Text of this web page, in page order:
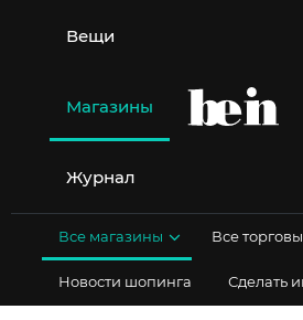
содержимому
Вещи
Магазины
Журнал
Все магазины Все
Новости шопинга Сделать